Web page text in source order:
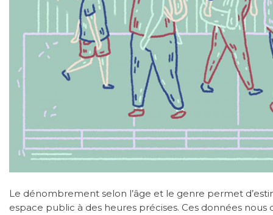
Le dénombrement selon l’âge et le genre permet
espace public à des heures précises. Ces données